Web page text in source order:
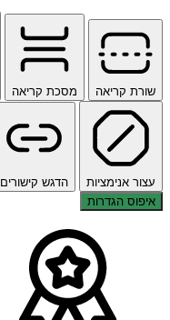
שורת קריאה מסכת קריאה
עצור אנימציות
הדגש קישורים
איפוס הגדרות